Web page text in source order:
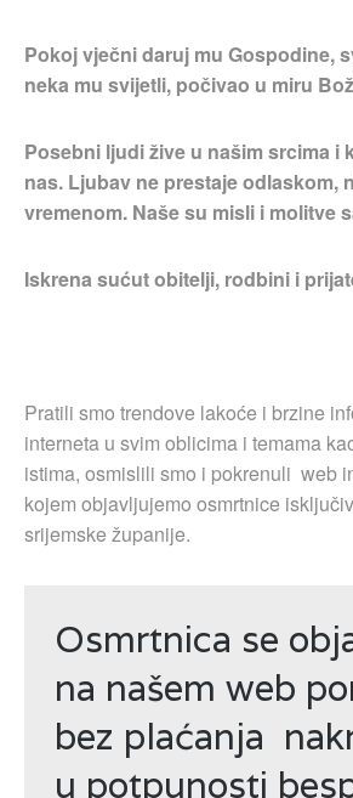
Pokoj vječni daruj mu Gospodine,
neka mu svijetli, počivao u miru
Posebni ljudi žive u našim srcima i
nas. Ljubav ne prestaje odlaskom,
vremenom. Naše su misli i molitve
Iskrena sućut obitelji, rodbini i
Pratili smo trendove lakoće i brzine
interneta u svim oblicima i temama
istima, osmislili smo i pokrenuli web
kojem objavljujemo osmrtnice
srijemske županije.
Osmrtnica se
na našem web
bez plaćanja
u potpunosti